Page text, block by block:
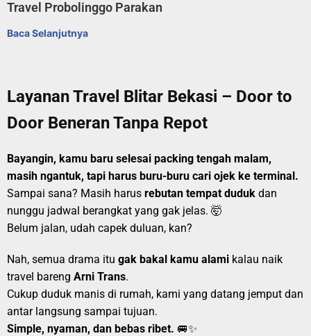
Travel Probolinggo Parakan
Baca Selanjutnya
Layanan Travel Blitar Bekasi – Door to
Door Beneran Tanpa Repot
Bayangin, kamu baru selesai packing tengah malam,
masih ngantuk, tapi harus buru-buru cari ojek ke terminal.
Sampai sana? Masih harus rebutan tempat duduk dan
nunggu jadwal berangkat yang gak jelas. 🤯
Belum jalan, udah capek duluan, kan?
Nah, semua drama itu gak bakal kamu alami kalau naik
travel bareng Arni Trans.
Cukup duduk manis di rumah, kami yang datang jemput dan
antar langsung sampai tujuan.
Simple, nyaman, dan bebas ribet. 🚐✨